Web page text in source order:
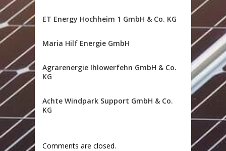
ET Energy Hochheim 1 GmbH & Co. KG
Maria Hilf Energie GmbH
Agrarenergie Ihlowerfehn GmbH & Co.
KG
Achte Windpark Support GmbH & Co.
KG
Comments are closed.